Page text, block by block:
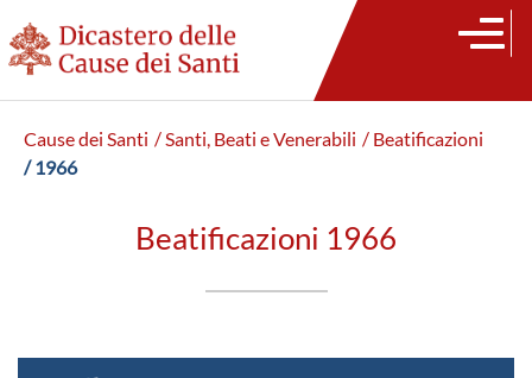
Cause dei Santi / Santi, Beati e Venerabili / Beatificazioni
/ 1966
Beatificazioni 1966